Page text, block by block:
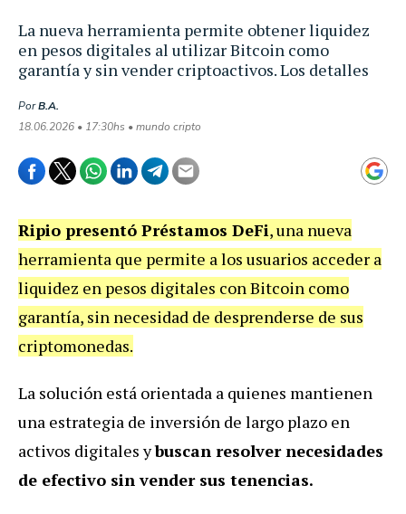
La nueva herramienta permite obtener liquidez
en pesos digitales al utilizar Bitcoin como
garantía y sin vender criptoactivos. Los detalles
PorB.A.
18.06.2026 • 17:30hs • mundo cripto
Ripio presentó Préstamos DeFi, una nueva
herramienta que permite a los usuarios acceder a
liquidez en pesos digitales con Bitcoin como
garantía, sin necesidad de desprenderse de sus
criptomonedas.
La solución está orientada a quienes mantienen
una estrategia de inversión de largo plazo en
activos digitales ybuscan resolver necesidades
de efectivo sin vender sus tenencias.